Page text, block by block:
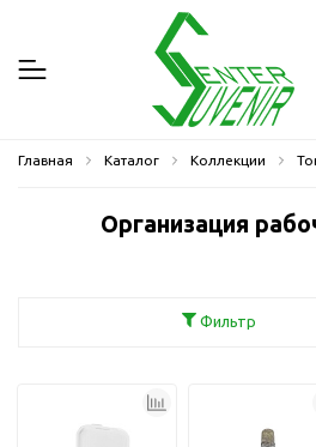
Главная Каталог Коллекции
Организация
Фильтр